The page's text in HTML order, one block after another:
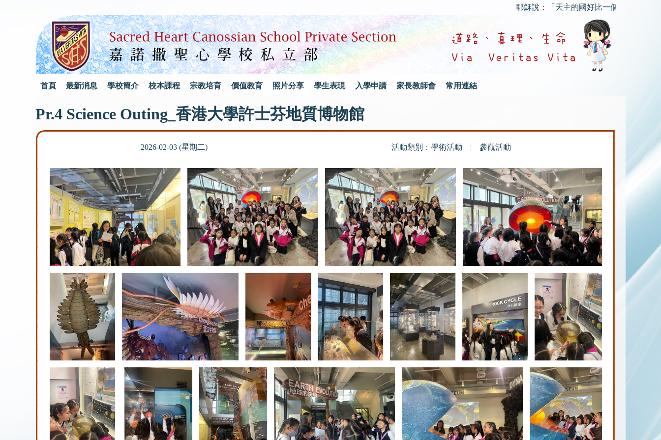
耶穌說：「天主的國好比一個人把種子撒在
首頁 最新消息 學校簡介 校本課程 宗教培育 價值教育 照片分享 學生表現 入學申請 家長教師會 常用連結
Pr.4 Science Outing_香港大學許士芬地質博物館
2026-02-03 (星期二) 活動類別：學術活動 ¦ 參觀活動